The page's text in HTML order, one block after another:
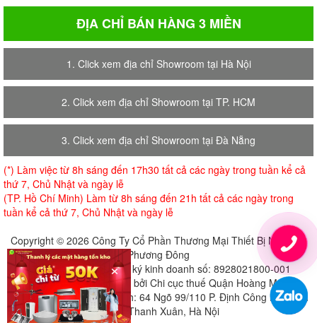
ĐỊA CHỈ BÁN HÀNG 3 MIỀN
1. Click xem địa chỉ Showroom tại Hà Nội
2. Click xem địa chỉ Showroom tại TP. HCM
3. Click xem địa chỉ Showroom tại Đà Nẵng
(*) Làm việc từ 8h sáng đến 17h30 tất cả các ngày trong tuần kể cả
thứ 7, Chủ Nhật và ngày lễ
(TP. Hồ Chí Minh) Làm từ 8h sáng đến 21h tất cả các ngày trong
tuần kể cả thứ 7, Chủ Nhật và ngày lễ
Copyright © 2026 Công Ty Cổ Phần Thương Mại Thiết Bị Nội Thất
Phương Đông
Giấy chứng nhận đăng ký kinh doanh số: 8928021800-001
Cấp ngày 18-07-2018 bởi Chi cục thuế Quận Hoàng Mai
Địa chỉ đăng ký trụ sở chính: 64 Ngõ 99/110 P. Định Công Hạ, Định
Công, Thanh Xuân, Hà Nội
×